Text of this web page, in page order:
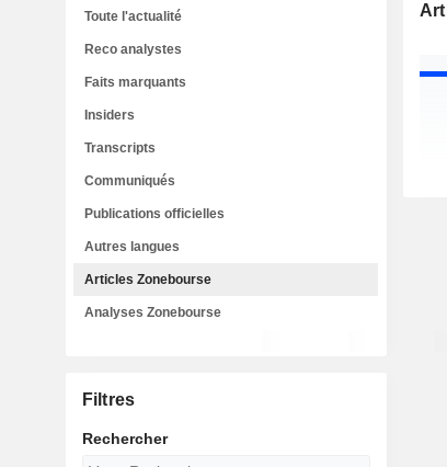
Toute l'actualité
Reco analystes
Faits marquants
Insiders
Transcripts
Communiqués
Publications officielles
Autres langues
Articles Zonebourse
Analyses Zonebourse
Filtres
Rechercher